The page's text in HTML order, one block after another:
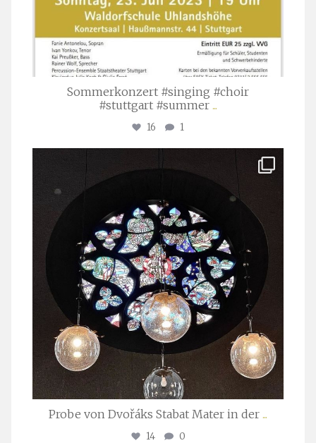
Sommerkonzert #singing #choir
#stuttgart #summer ...
16 1
Apr. 1
Probe von Dvořáks Stabat Mater in der ...
14 0